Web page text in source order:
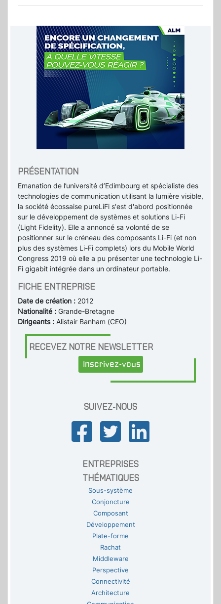
PRÉSENTATION
Emanation de l’université d’Edimbourg et spécialiste des
technologies de communication utilisant la lumière visible,
la société écossaise pureLiFi s'est d'abord positionnée
sur le développement de systèmes et solutions Li-Fi
(Light Fidelity). Elle a annoncé sa volonté de se
positionner sur le créneau des composants Li-Fi (et non
plus des systèmes Li-Fi complets) lors du Mobile World
Congress 2019 où elle a pu présenter une technologie Li-
Fi gigabit intégrée dans un ordinateur portable.
FICHE ENTREPRISE
Date de création : 2012
Nationalité : Grande-Bretagne
Dirigeants : Alistair Banham (CEO)
RECEVEZ NOTRE NEWSLETTER
Inscrivez-vous
SUIVEZ-NOUS
ENTREPRISES
THÉMATIQUES
Sous-système
Conjoncture
Composant
Développement
Plate-forme
Rachat
Middleware
Perspective
Connectivité
Architecture